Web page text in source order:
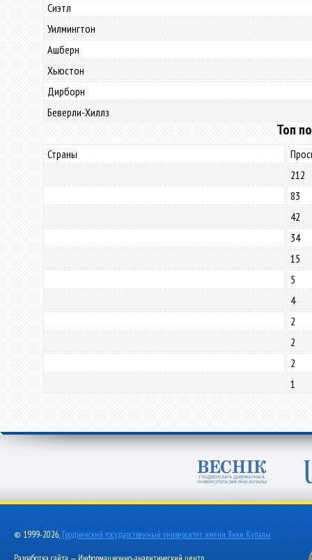
Сиэтл
Уилмингтон
Ашберн
Хьюстон
Дирборн
Беверли-Хиллз
Топ
Страны
212
83
42
34
15
5
4
2
2
2
1
© 1999-2026, Гродненский государственный университет имени Янки Купалы